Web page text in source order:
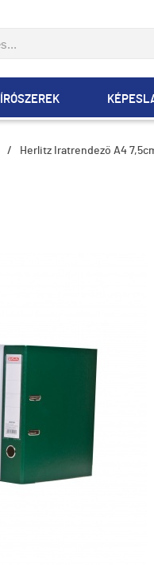
ÍRÓSZEREK
/ Herlitz Iratrendező A4